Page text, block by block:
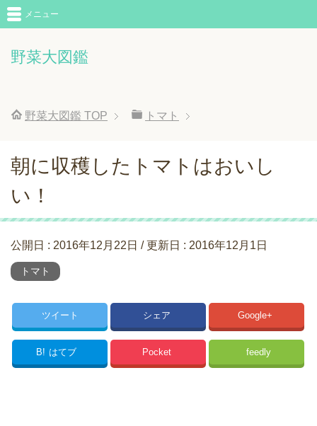
野菜大図鑑
メニュー
野菜大図鑑 TOP トマト
朝に収穫したトマトはおいし
い！
公開日 : 2016年12月22日 / 更新日 : 2016年12月1日
トマト
ツイート シェア Google+
B! はてブ Pocket feedly